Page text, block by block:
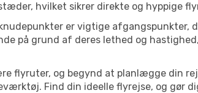
hvilket sikrer direkte og hyppige
er vigtige afgangspunkter,
på grund af deres lethed og
flyruter, og begynd at planlægge din
Find din ideelle flyrejse, og gør